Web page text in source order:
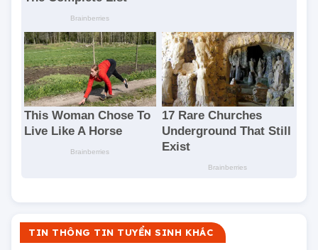
HV Hành chính Quốc gia tuyển sinh đào
tạo Thạc sĩ đợt 1 năm 2023